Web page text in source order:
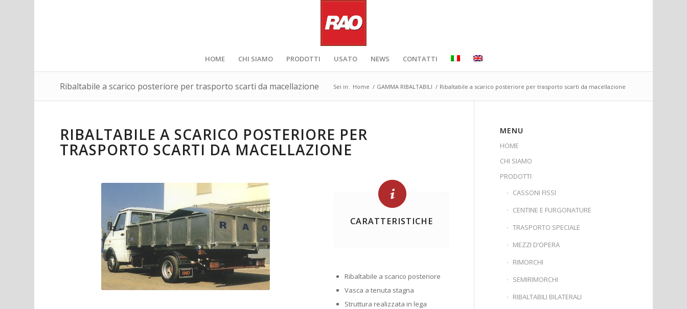
HOME CHI SIAMO PRODOTTI USATO NEWS CONTATTI
Ribaltabile a scarico posteriore per trasporto scarti da macellazione Sei in: Home / GAMMA RIBALTABILI / Ribaltabile a scarico posteriore per trasporto scarti da macellazione
RIBALTABILE A SCARICO POSTERIORE PER
TRASPORTO SCARTI DA MACELLAZIONE
CARATTERISTICHE
Ribaltabile a scarico posteriore
Vasca a tenuta stagna
Struttura realizzata in lega
MENU
HOME
CHI SIAMO
PRODOTTI
CASSONI FISSI
CENTINE E FURGONATURE
TRASPORTO SPECIALE
MEZZI D’OPERA
RIMORCHI
SEMIRIMORCHI
RIBALTABILI BILATERALI